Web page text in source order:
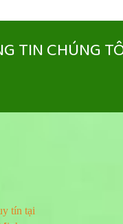
cao như thắng cố,
TIN CHÚNG
tín tại